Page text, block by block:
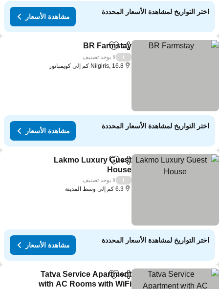
اختر التواريخ لمشاهدة الأسعار المحددة
مشاهدة الأسعار
مشاركةAdd to favorites
BR Farmstay
لا يوجد تصنيف
Nilgiris, 16.8 كم إلى كويمباتور
اختر التواريخ لمشاهدة الأسعار المحددة
مشاهدة الأسعار
مشاركةAdd to favorites
Lakmo Luxury Guest
House
لا يوجد تصنيف
6.3 كم إلى وسط المدينة
اختر التواريخ لمشاهدة الأسعار المحددة
مشاهدة الأسعار
مشاركةAdd to favorites
Tatva Service Apartment
with AC Rooms with WiFi